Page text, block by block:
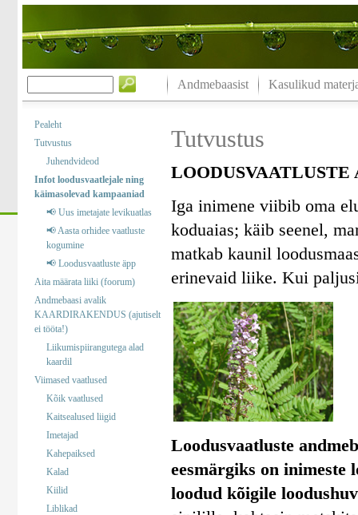
Andmebaasist Kasulikud
Pealeht
Tutvustus
Juhendvideod
Infot loodusvaatlejale ning
käimasolevad kampaaniad
📢 Uus imetajate levikuatlas
📢 Aasta orhidee vaatluste
kogumine
📢 Loodusvaatluste äpp
Aita määrata liiki (foorum)
Andmebaasi avalik
KAARDIRAKENDUS (ajutiselt
ei tööta!)
Liikumispiirangutega alad
kaardil
Viimased vaatlused
Kõik vaatlused
Kaitsealused liigid
Imetajad
Kahepaiksed
Kalad
Kiilid
Liblikad
Tutvustus
LOODUSVAATLUSTE
Iga inimene viibib oma
koduaias; käib seenel,
matkab kaunil
erinevaid liike. Kui
Loodusvaatluste
eesmärgiks on inimeste
loodud kõigile